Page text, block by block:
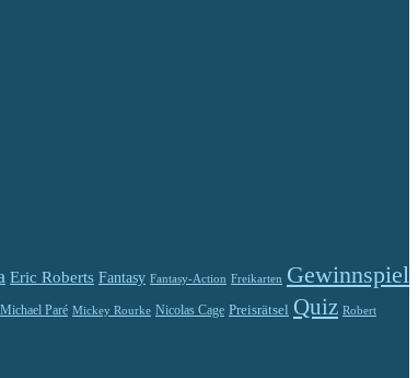
Eric Roberts Fantasy Fantasy-Action Freikarten Gewinnspiel
Michael Paré Mickey Rourke Nicolas Cage Preisrätsel Quiz Robert